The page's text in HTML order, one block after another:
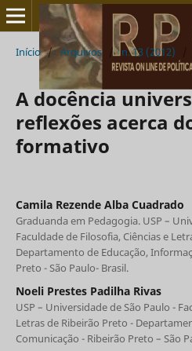
Início / Arquivos / n. 13 (2012) /
A docência
reflexões acerca
formativo
Camila Rezende Alba Cuadrado
Graduanda em Pedagogia. USP –
Faculdade de Filosofia, Ciências e
Departamento de Educação,
Preto - São Paulo- Brasil.
Noeli Prestes Padilha Rivas
USP – Universidade de São Paulo -
Letras de Ribeirão Preto -
Comunicação - Ribeirão Preto – São